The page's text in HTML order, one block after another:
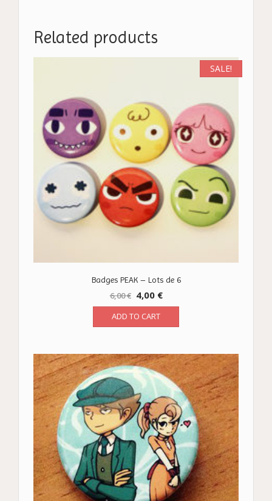
Related products
SALE!
Badges PEAK – Lots de 6
6,00€ 4,00 €
ADD TO CART